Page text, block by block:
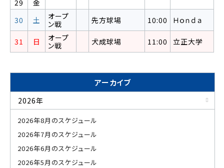
29
金
30
土
オープ
ン戦
先方球場 10:00 Ｈｏｎｄａ
31 日
オープ
ン戦
犬成球場 11:00 立正大学
アーカイブ
2026年
2026年8月のスケジュール
2026年7月のスケジュール
2026年6月のスケジュール
2026年5月のスケジュール